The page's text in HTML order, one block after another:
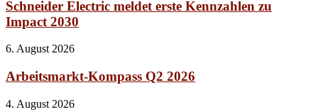
Schneider Electric meldet erste Kennzahlen zu
Impact 2030
6. August 2026
Arbeitsmarkt-Kompass Q2 2026
4. August 2026